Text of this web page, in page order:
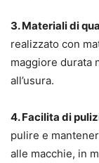
3. Materiali di
realizzato con
maggiore durata
all’usura.
4. Facilita di
pulire e
alle macchie, in